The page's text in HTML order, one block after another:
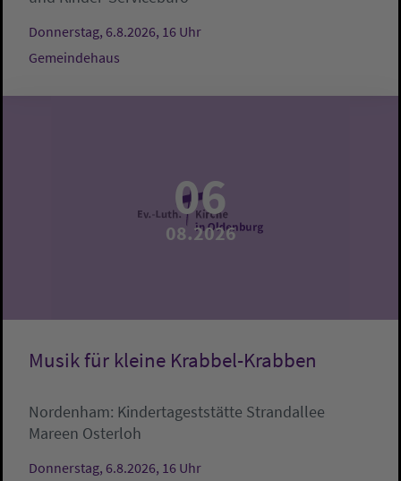
Donnerstag, 6.8.2026, 16 Uhr
Gemeindehaus
06
08.2026
Musik für kleine Krabbel-Krabben
Nordenham: Kindertageststätte Strandallee
Mareen Osterloh
Donnerstag, 6.8.2026, 16 Uhr